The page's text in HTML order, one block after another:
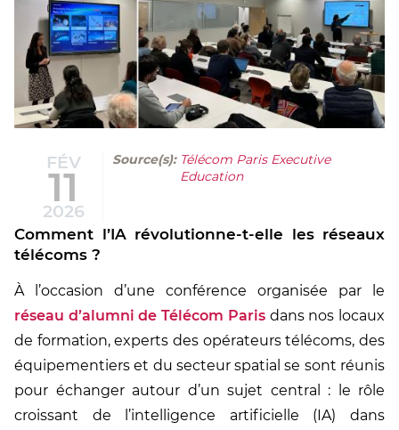
FÉV
11
2026
Source(s): Télécom Paris Executive
Education
Comment l’IA révolutionne-t-elle les réseaux
télécoms ?
À l’occasion d’une conférence organisée par le
réseau d’alumni de Télécom Parisdans nos locaux
de formation, experts des opérateurs télécoms, des
équipementiers et du secteur spatial se sont réunis
pour échanger autour d’un sujet central : le rôle
croissant de l’intelligence artificielle (IA) dans